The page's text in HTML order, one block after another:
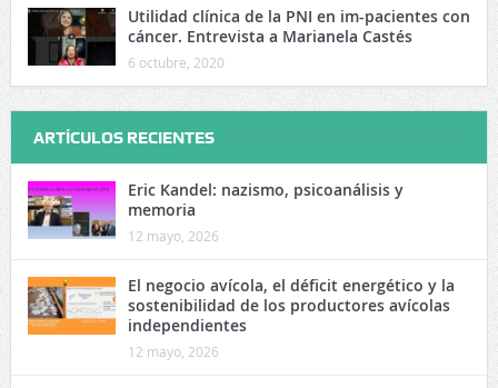
Utilidad clínica de la PNI en im-pacientes con
cáncer. Entrevista a Marianela Castés
6 octubre, 2020
ARTÍCULOS RECIENTES
Eric Kandel: nazismo, psicoanálisis y
memoria
12 mayo, 2026
El negocio avícola, el déficit energético y la
sostenibilidad de los productores avícolas
independientes
12 mayo, 2026